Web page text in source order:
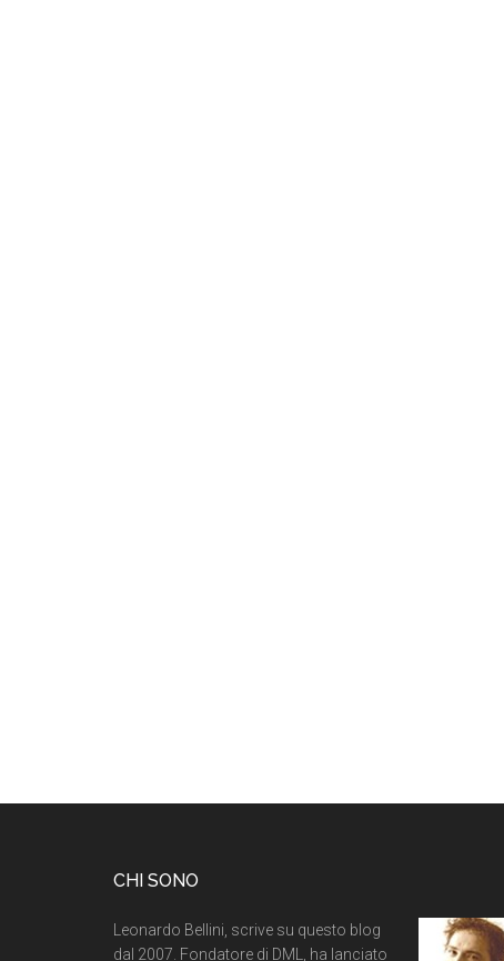
CHI SONO
Leonardo Bellini, scrive su questo blog
dal 2007. Fondatore di DML, ha lanciato